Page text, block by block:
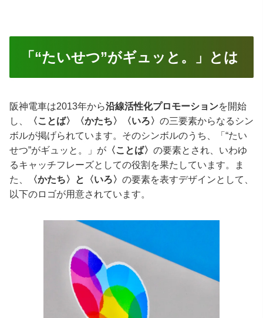
「“たいせつ”がギュッと。」とは
阪神電車は2013年から沿線活性化プロモーションを開始
し、
〈ことば〉〈かたち〉〈いろ〉 の三要素からなるシン
ボルが掲げられています。そのシンボルのうち、「“たい
せつ”がギュッと。」が 〈ことば〉 の要素とされ、いわゆ
るキャッチフレーズとしての役割を果たしています。ま
た、
〈かたち〉と〈いろ〉 の要素を表すデザインとして、
以下のロゴが用意されています。